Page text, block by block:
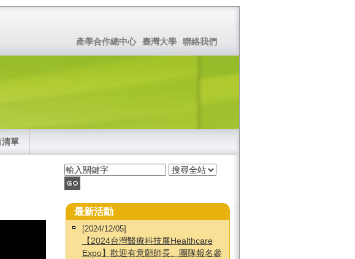
產學合作總中心 臺灣大學 聯絡我們
單
最新活動
[2024/12/05]
【2024台灣醫療科技展Healthcare
Expo】歡迎有意願師長、團隊報名參